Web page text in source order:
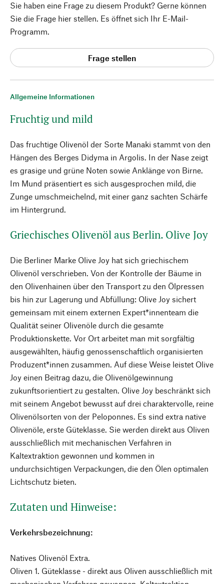
Allgemeine Informationen
Fruchtig und mild
Das fruchtige Olivenöl der Sorte Manaki stammt von den
Hängen des Berges Didyma in Argolis. In der Nase zeigt
es grasige und grüne Noten sowie Anklänge von Birne.
Im Mund präsentiert es sich ausgesprochen mild, die
Zunge umschmeichelnd, mit einer ganz sachten Schärfe
im Hintergrund.
Griechisches Olivenöl aus Berlin. Olive Joy
Die Berliner Marke Olive Joy hat sich griechischem
Olivenöl verschrieben. Von der Kontrolle der Bäume in
den Olivenhainen über den Transport zu den Ölpressen
bis hin zur Lagerung und Abfüllung: Olive Joy sichert
gemeinsam mit einem externen Expert*innenteam die
Qualität seiner Olivenöle durch die gesamte
Produktionskette. Vor Ort arbeitet man mit sorgfältig
ausgewählten, häufig genossenschaftlich organisierten
Produzent*innen zusammen. Auf diese Weise leistet Olive
Joy einen Beitrag dazu, die Olivenölgewinnung
zukunftsorientiert zu gestalten. Olive Joy beschränkt sich
mit seinem Angebot bewusst auf drei charaktervolle, reine
Olivenölsorten von der Peloponnes. Es sind extra native
Olivenöle, erste Güteklasse. Sie werden direkt aus Oliven
ausschließlich mit mechanischen Verfahren in
Kaltextraktion gewonnen und kommen in
undurchsichtigen Verpackungen, die den Ölen optimalen
Lichtschutz bieten.
Zutaten und Hinweise:
Verkehrsbezeichnung:
Natives Olivenöl Extra.
Oliven 1. Güteklasse - direkt aus Oliven ausschließlich mit
Sie haben eine Frage zu diesem Produkt? Gerne können
Sie die Frage hier stellen. Es öffnet sich Ihr E-Mail-
Programm.
Frage stellen